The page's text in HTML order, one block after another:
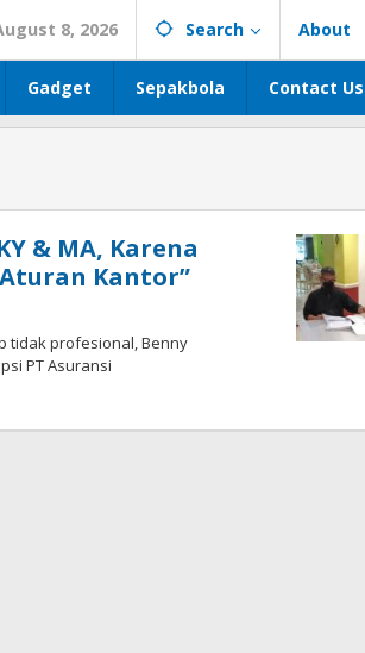
8, 2026 Search About
Gadget Sepakbola Contact Us
& MA, Karena
Kantor”
tidak profesional, Benny
PT Asuransi